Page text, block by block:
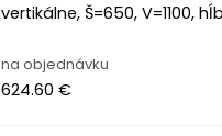
vertikálne, Š=650, V=1100,
na objednávku
624.60 €